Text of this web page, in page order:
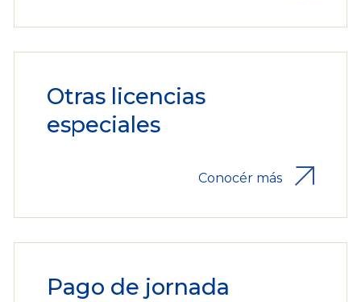
Otras licencias
especiales
Conocér más
Pago de jornada